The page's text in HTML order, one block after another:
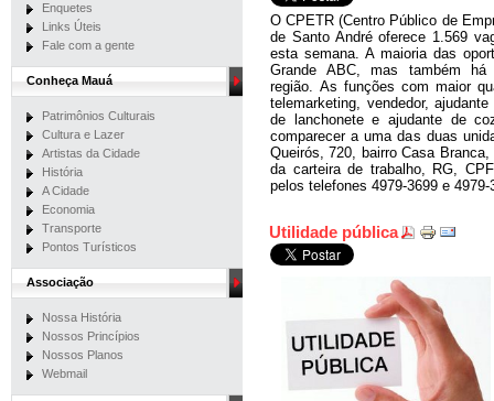
Enquetes
Links Úteis
Fale com a gente
Conheça Mauá
Patrimônios Culturais
Cultura e Lazer
Artistas da Cidade
História
A Cidade
Economia
Transporte
Pontos Turísticos
Associação
Nossa História
Nossos Princípios
Nossos Planos
Webmail
O CPETR (Centro Público de
de Santo André oferece 1.569
esta semana. A maioria das
Grande ABC, mas também
região. As funções com maior
telemarketing, vendedor,
de lanchonete e ajudante de
comparecer a uma das duas
Queirós, 720, bairro Casa
da carteira de trabalho, RG,
pelos telefones 4979-3699 e 4979-
Utilidade pública